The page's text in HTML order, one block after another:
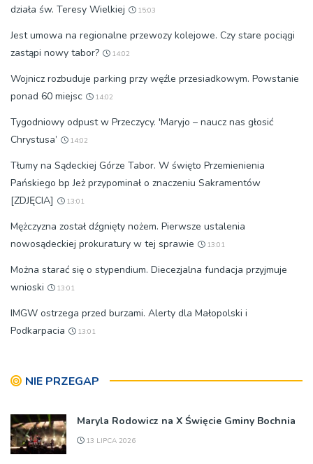
działa św. Teresy Wielkiej
15:03
Jest umowa na regionalne przewozy kolejowe. Czy stare pociągi
zastąpi nowy tabor?
14:02
Wojnicz rozbuduje parking przy węźle przesiadkowym. Powstanie
ponad 60 miejsc
14:02
Tygodniowy odpust w Przeczycy. 'Maryjo – naucz nas głosić
Chrystusa’
14:02
Tłumy na Sądeckiej Górze Tabor. W święto Przemienienia
Pańskiego bp Jeż przypominał o znaczeniu Sakramentów
[ZDJĘCIA]
13:01
Mężczyzna został dźgnięty nożem. Pierwsze ustalenia
nowosądeckiej prokuratury w tej sprawie
13:01
Można starać się o stypendium. Diecezjalna fundacja przyjmuje
wnioski
13:01
IMGW ostrzega przed burzami. Alerty dla Małopolski i
Podkarpacia
13:01
NIE PRZEGAP
Maryla Rodowicz na X Święcie Gminy Bochnia
13 LIPCA 2026